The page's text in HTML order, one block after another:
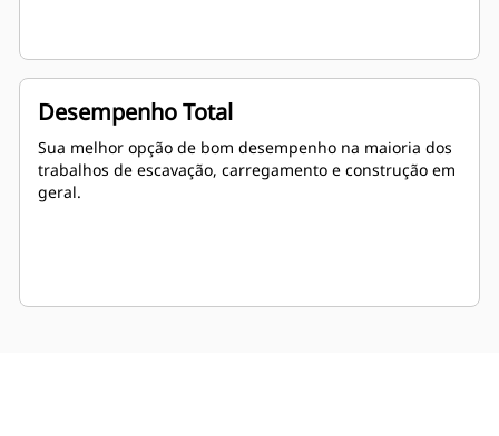
Desempenho Total
Sua melhor opção de bom desempenho na maioria dos
trabalhos de escavação, carregamento e construção em
geral.